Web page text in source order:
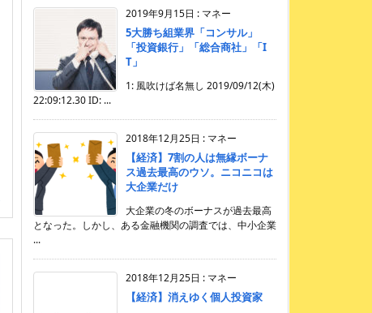
2019年9月15日 : マネー
5大勝ち組業界「コンサル」
「投資銀行」「総合商社」「I
T」
1: 風吹けば名無し 2019/09/12(木)
22:09:12.30 ID: ...
2018年12月25日 : マネー
【経済】7割の人は無縁ボーナ
ス過去最高のウソ。ニコニコは
大企業だけ
大企業の冬のボーナスが過去最高
となった。しかし、ある金融機関の調査では、中小企業
...
2018年12月25日 : マネー
【経済】消えゆく個人投資家